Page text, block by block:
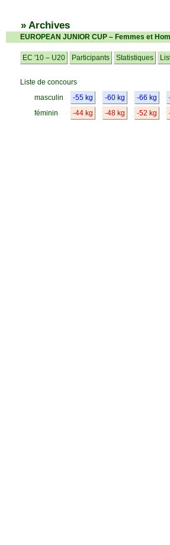
» Archives
EUROPEAN JUNIOR CUP – Femmes et
EC '10 – U20 Participants Statistiques
Liste de concours
masculin
féminin
-55 kg -60 kg -66 kg
-44 kg
-48 kg -52 kg